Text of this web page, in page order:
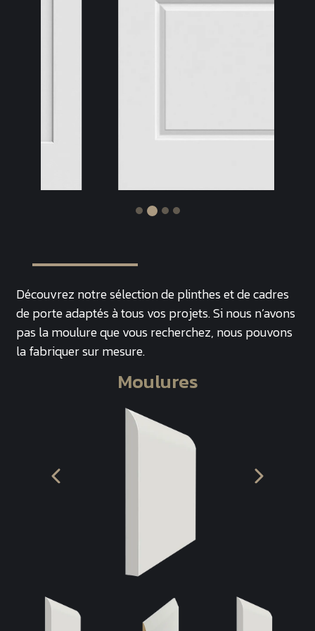
Découvrez notre sélection de plinthes et de cadres
de porte adaptés à tous vos projets. Si nous n’avons
pas la moulure que vous recherchez, nous pouvons
la fabriquer sur mesure.
Moulures